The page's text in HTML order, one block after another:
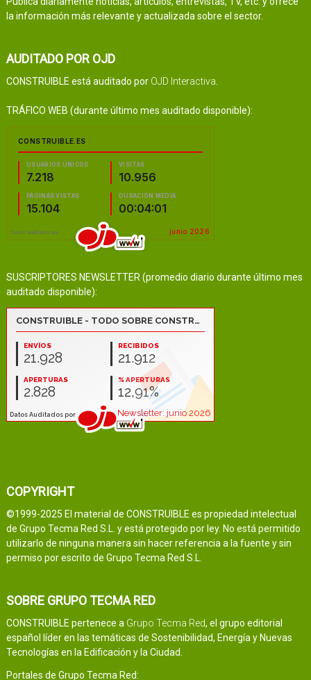
la información más relevante y actualizada sobre el sector.
AUDITADO POR OJD
CONSTRUIBLE está auditado por OJD Interactiva
TRÁFICO WEB (durante último mes auditado disponible):
SUSCRIPTORES NEWSLETTER (promedio diario durante último mes
auditado disponible):
COPYRIGHT
©1999-2025 El material de CONSTRUIBLE es propiedad intelectual
de Grupo Tecma Red S.L. y está protegido por ley. No está permitido
utilizarlo de ninguna manera sin hacer referencia a la fuente y sin
permiso por escrito de Grupo Tecma Red S.L.
SOBRE GRUPO TECMA RED
CONSTRUIBLE pertenece a Grupo Tecma Red, el grupo editorial
español líder en las temáticas de Sostenibilidad, Energía y Nuevas
Tecnologías en la Edificación y la Ciudad.
Portales de Grupo Tecma Red: